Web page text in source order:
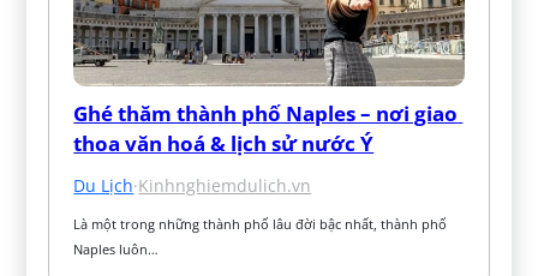
Ghé thăm thành phố Naples – nơi giao
thoa văn hoá & lịch sử nước Ý
Du Lịch·Kinhnghiemdulich.vn
Là một trong những thành phố lâu đời bậc nhất, thành phố
Naples luôn…